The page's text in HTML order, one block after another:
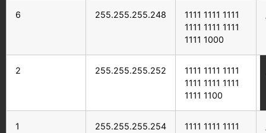
6 255.255.255.248
1111 1111 1111
1111 1111 1111
1111 1000
2 255.255.255.252
1111 1111 1111
1111 1111 1111
1111 1100
1 255.255.255.254
1111 1111 1111